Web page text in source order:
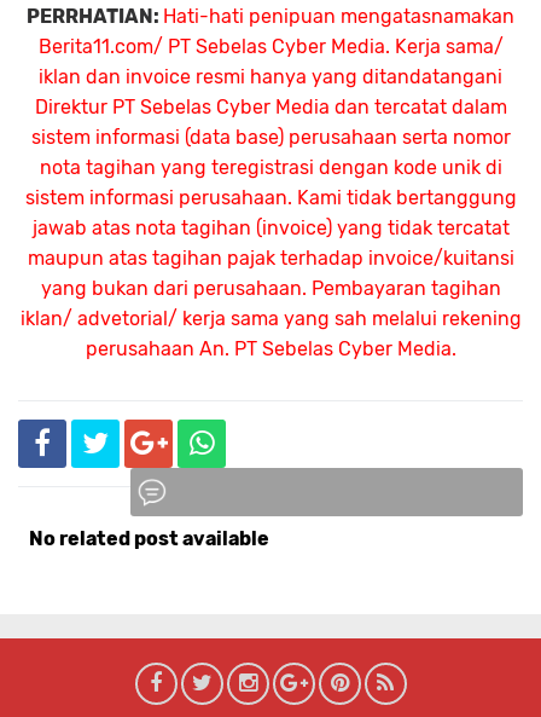
PERRHATIAN: Hati-hati penipuan mengatasnamakan
Berita11.com/ PT Sebelas Cyber Media. Kerja sama/
iklan dan invoice resmi hanya yang ditandatangani
Direktur PT Sebelas Cyber Media dan tercatat dalam
sistem informasi (data base) perusahaan serta nomor
nota tagihan yang teregistrasi dengan kode unik di
sistem informasi perusahaan. Kami tidak bertanggung
jawab atas nota tagihan (invoice) yang tidak tercatat
maupun atas tagihan pajak terhadap invoice/kuitansi
yang bukan dari perusahaan. Pembayaran tagihan
iklan/ advetorial/ kerja sama yang sah melalui rekening
perusahaan An. PT Sebelas Cyber Media.
No related post available